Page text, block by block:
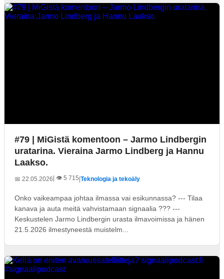
#79 | MiGistä komentoon – Jarmo Lindbergin
uratarina. Vieraina Jarmo Lindberg ja Hannu
Laakso.
📅 22.05.2026 | 👁️ 5 715|Teknologia ja tekoäly
Onko vaikeampaa johtaa ilmassa vai esikunnassa? --- Tilaa
kanava ja auta meitä vahvistamaan signaalia ??? ---
Keskustelen Jarmo Lindbergin urasta ilmavoimissa ja hänen
21.5.2026 ilmestyneestä muistelm...